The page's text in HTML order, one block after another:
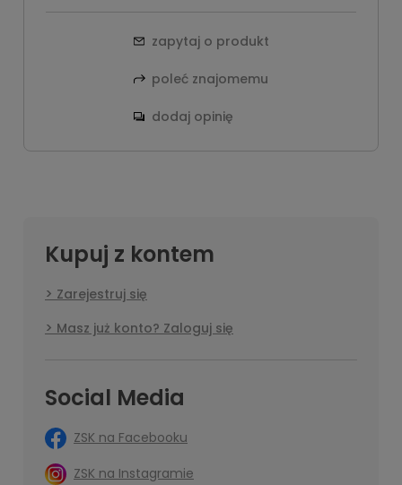
zapytaj o produkt
poleć znajomemu
dodaj opinię
Kupuj z kontem
Zarejestruj się
Masz już konto? Zaloguj się
Social Media
ZSK na Facebooku
ZSK na Instagramie